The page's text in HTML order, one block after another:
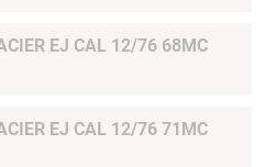
EJ CAL 12/76 68MC
EJ CAL 12/76 71MC